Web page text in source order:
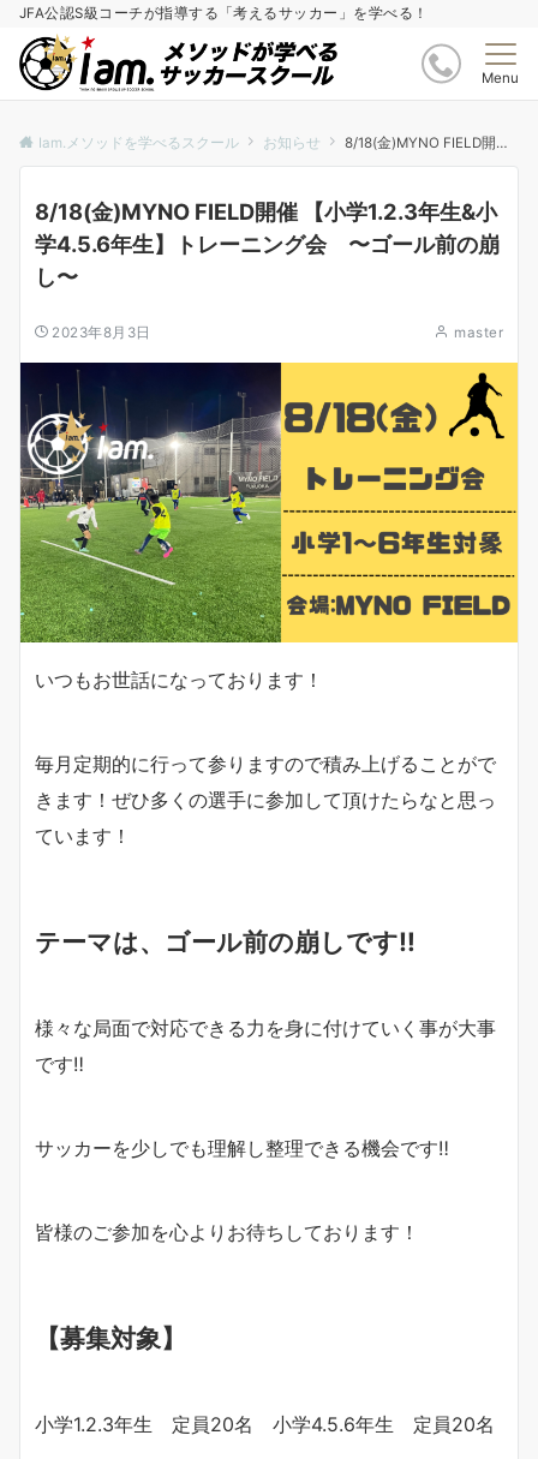
JFA公認S級コーチが指導する「考えるサッカー」を学べる！
Menu
Iam.メソッドを学べるスクール お知らせ 8/18(金)MYNO FIELD開催 【小学1.2.3年生&小学4.5.6年生】トレーニング会 〜ゴール前の崩し〜
8/18(金)MYNO FIELD開催 【小学1.2.3年生&小
学4.5.6年生】トレーニング会 〜ゴール前の崩
し〜
2023年8月3日 master
いつもお世話になっております！
毎月定期的に行って参りますので積み上げることがで
きます！ぜひ多くの選手に参加して頂けたらなと思っ
ています！
テーマは、ゴール前の崩しです‼︎
様々な局面で対応できる力を身に付けていく事が大事
です‼︎
サッカーを少しでも理解し整理できる機会です‼︎
皆様のご参加を心よりお待ちしております！
【募集対象】
小学1.2.3年生 定員20名 小学4.5.6年生 定員20名